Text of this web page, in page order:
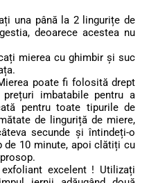
una până la 2 lingurițe de
deoarece acestea nu
mierea cu ghimbir și suc
poate fi folosită drept
imbatabile pentru a
pentru toate tipurile de
de linguriță de miere,
secunde și întindeți-o
de 10 minute, apoi clătiți cu
excelent ! Utilizați